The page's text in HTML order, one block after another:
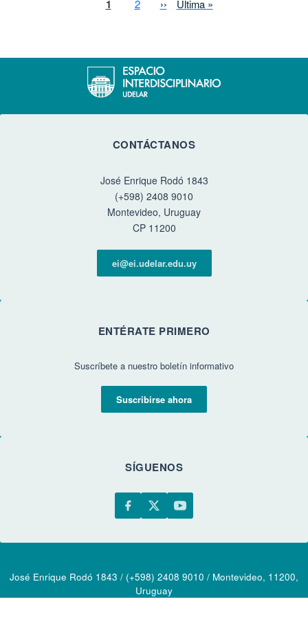
Página actual
1 2 ›› Última »
CONTÁCTANOS
José Enrique Rodó 1843
(+598) 2408 9010
Montevideo, Uruguay
CP 11200
ei@ei.udelar.edu.uy
ENTÉRATE PRIMERO
Suscríbete a nuestro boletín informativo
Suscribirse ahora
SÍGUENOS
José Enrique Rodó 1843 / (+598) 2408 9010 / Montevideo, 11200,
Uruguay